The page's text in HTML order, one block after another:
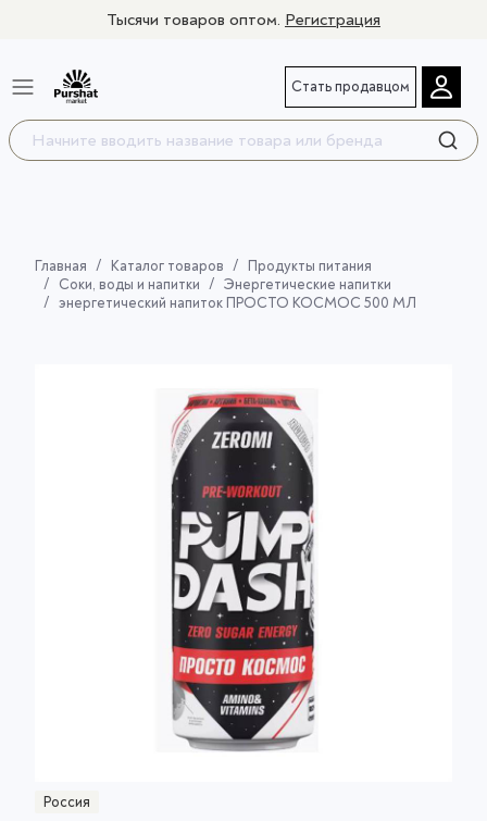
Тысячи товаров оптом. Регистрация
Стать продавцом
Главная Каталог товаров
Продукты питания
Соки, воды и напитки
Энергетические напитки
энергетический напиток ПРОСТО КОСМОС 500 МЛ
Россия